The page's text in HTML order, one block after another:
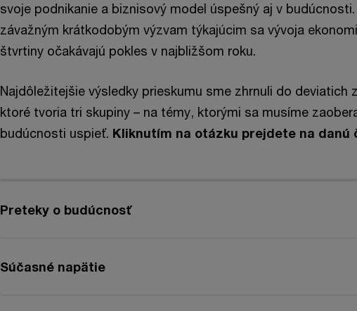
svoje podnikanie a biznisový model úspešný aj v
závažným krátkodobým výzvam týkajúcim sa vývoja
štvrtiny očakávajú pokles v najbližšom roku.
Najdôležitejšie výsledky prieskumu sme zhrnuli do deviatich
ktoré tvoria tri skupiny – na témy, ktorými sa musíme
budúcnosti uspieť. Kliknutím na otázku prejdete na danú
Preteky o budúcnosť
Súčasné napätie